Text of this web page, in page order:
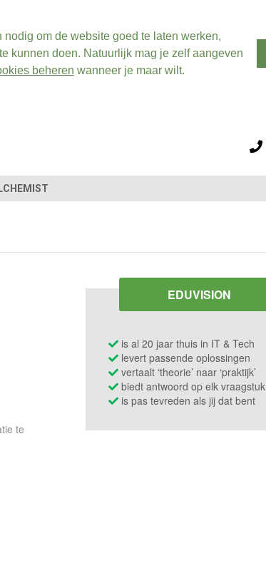
om de website goed te laten werken,
kunnen doen. Natuurlijk mag je zelf aangeven
beheren wanneer je maar wilt.
te
EDUVISION
is al 20 jaar thuis in IT & Tech
levert passende oplossingen
vertaalt ‘theorie’ naar ‘praktijk’
biedt antwoord op elk vraagstuk
is pas tevreden als jij dat bent